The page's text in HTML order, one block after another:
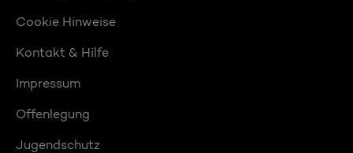
Cookie Hinweise
Kontakt & Hilfe
Impressum
Offenlegung
Jugendschutz